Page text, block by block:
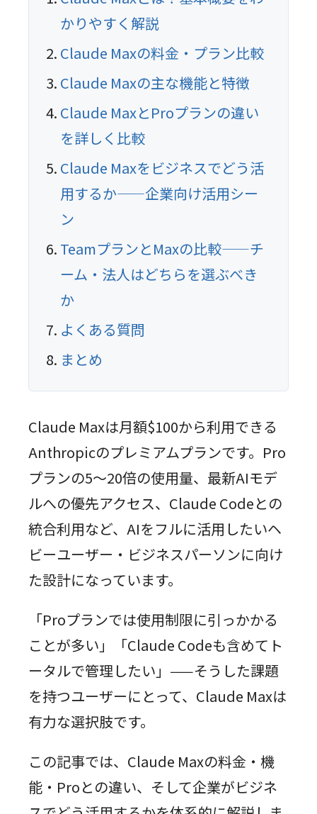
かりやすく解説
Claude Maxの料金・プラン比較
Claude Maxの主な機能と特徴
Claude MaxとProプランの違い
を詳しく比較
Claude Maxをビジネスでどう活
用するか——企業向け活用シー
ン
TeamプランとMaxの比較——チ
ーム・法人はどちらを選ぶべき
か
よくある質問
まとめ
Claude Maxは月額$100から利用できる
Anthropicのプレミアムプランです。Pro
プランの5〜20倍の使用量、最新AIモデ
ルへの優先アクセス、Claude Codeとの
統合利用など、AIをフルに活用したいヘ
ビーユーザー・ビジネスパーソンに向け
た設計になっています。
「Proプランでは使用制限に引っかかる
ことが多い」「Claude Codeも含めてト
ータルで管理したい」——そうした課題
を持つユーザーにとって、Claude Maxは
有力な選択肢です。
この記事では、Claude Maxの料金・機
能・Proとの違い、そして企業がビジネ